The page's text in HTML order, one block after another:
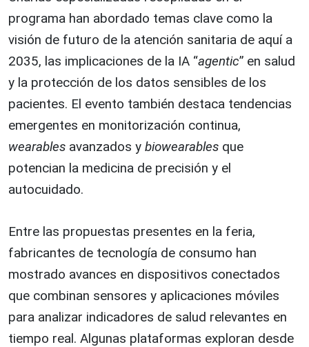
programa han abordado temas clave como la
visión de futuro de la atención sanitaria de aquí a
2035, las implicaciones de la IA “agentic” en salud
y la protección de los datos sensibles de los
pacientes. El evento también destaca tendencias
emergentes en monitorización continua,
wearables avanzados y biowearables que
potencian la medicina de precisión y el
autocuidado.
Entre las propuestas presentes en la feria,
fabricantes de tecnología de consumo han
mostrado avances en dispositivos conectados
que combinan sensores y aplicaciones móviles
para analizar indicadores de salud relevantes en
tiempo real. Algunas plataformas exploran desde